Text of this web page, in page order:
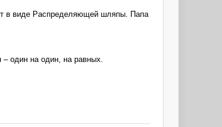
в виде Распределяющей шляпы. Папа
один на один, на равных.